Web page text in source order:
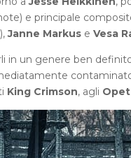
e principale
),Janne Markuse Vesa
in un genere ben
King Crimson, agli